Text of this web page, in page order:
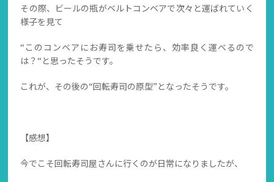
その際、ビールの瓶がベルトコンベアで次々と運ばれていく
様子を見て
“このコンベアにお寿司を乗せたら、効率良く運べるので
は？“と思ったそうです。
これが、その後の“回転寿司の原型”となったそうです。
【感想】
今でこそ回転寿司屋さんに行くのが日常になりましたが、